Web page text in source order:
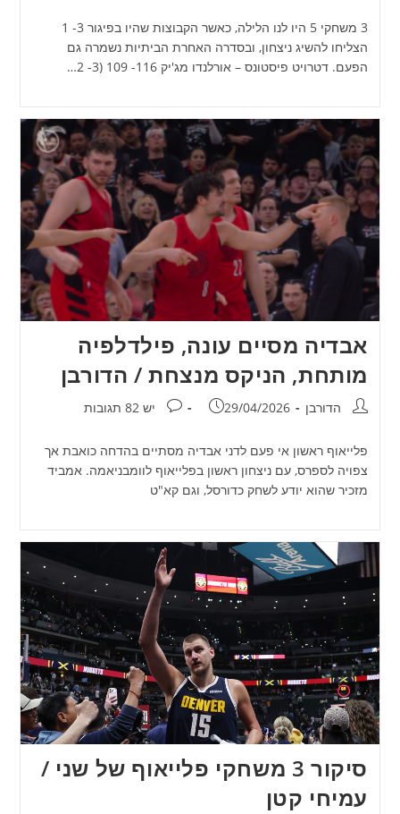
3 משחקי 5 היו לנו הלילה, כאשר הקבוצות שהיו בפיגור 3- 1
הצליחו להשיג ניצחון, ובסדרה האחרת הביתיות נשמרה גם
הפעם. דטרויט פיסטונס – אורלנדו מג'יק 116- 109 (3- 2…
אבדיה מסיים עונה, פילדלפיה
מותחת, הניקס מנצחת / הדורבן
מחבר:הדורבן פורסם:
29/04/2026 תגובות:
יש 82 תגובות
פלייאוף ראשון אי פעם לדני אבדיה מסתיים בהדחה כואבת אך
צפויה לספרס, עם ניצחון ראשון בפלייאוף לוומבניאמה. אמביד
מזכיר שהוא יודע לשחק כדורסל, וגם קא"ט
סיקור 3 משחקי פלייאוף של שני /
עמיחי קטן